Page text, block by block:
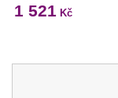
1 521 Kč